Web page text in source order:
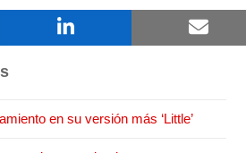
Buscar
en su versión más ‘Little’